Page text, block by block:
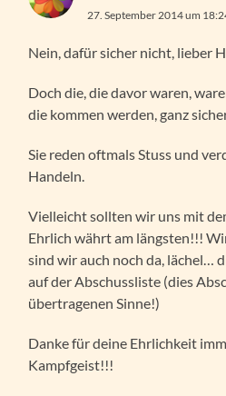
27. September 2014 um
Nein, dafür sicher nicht, lieber
Doch die, die davor waren,
die kommen werden, ganz
Sie reden oftmals Stuss und
Handeln.
Vielleicht sollten wir uns mit
Ehrlich währt am längsten!!!
sind wir auch noch da, lächel…
auf der Abschussliste (dies
übertragenen Sinne!)
Danke für deine Ehrlichkeit
Kampfgeist!!!